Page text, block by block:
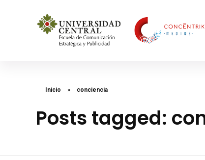
Inicio » conciencia
Posts tagged: